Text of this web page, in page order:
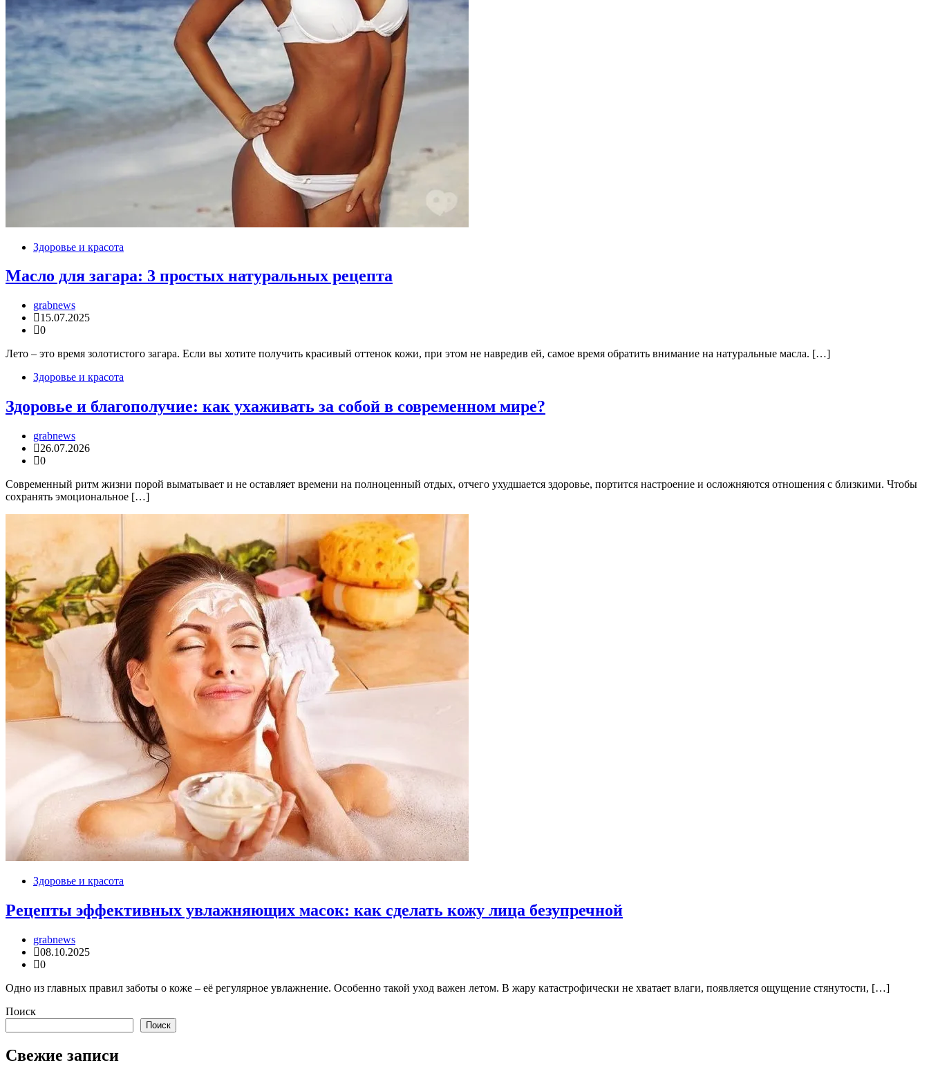
Здоровье и красота
Масло для загара: 3 простых натуральных рецепта
grabnews
15.07.2025
0
Лето – это время золотистого загара. Если вы хотите получить красивый оттенок кожи, при этом не навредив ей, самое время обратить внимание на натуральные масла. […]
Здоровье и красота
Здоровье и благополучие: как ухаживать за собой в современном мире?
grabnews
26.07.2026
0
Современный ритм жизни порой выматывает и не оставляет времени на полноценный отдых, отчего ухудшается здоровье, портится настроение и осложняются отношения с близкими. Чтобы
сохранять эмоциональное […]
Здоровье и красота
Рецепты эффективных увлажняющих масок: как сделать кожу лица безупречной
grabnews
08.10.2025
0
Одно из главных правил заботы о коже – её регулярное увлажнение. Особенно такой уход важен летом. В жару катастрофически не хватает влаги, появляется ощущение стянутости, […]
Поиск
Поиск
Свежие записи